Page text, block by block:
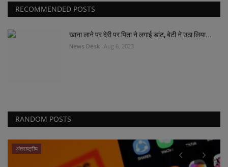
RECOMMENDED POSTS
खाना लाने पर देरी पर पिता ने लगाई डांट, बेटी ने उठा लिया...
News Desk Aug 6, 2023
RANDOM POSTS
अंतराष्ट्रीय